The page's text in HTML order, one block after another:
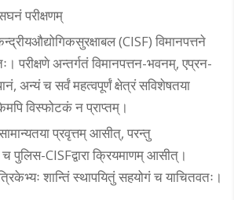
परीक्षणम्
(CISF) विमानपत्तने
परीक्षणे अन्तर्गतं विमानपत्तन-भवनम्, एप्रन-
अन्यं च सर्वं महत्वपूर्णं क्षेत्रं सविशेषतया
विस्फोटकं न प्राप्तम्।
प्रवृत्तम् आसीत्, परन्तु
च पुलिस-CISFद्वारा क्रियमाणम् आसीत्।
शान्तिं स्थापयितुं सहयोगं च याचितवतः।